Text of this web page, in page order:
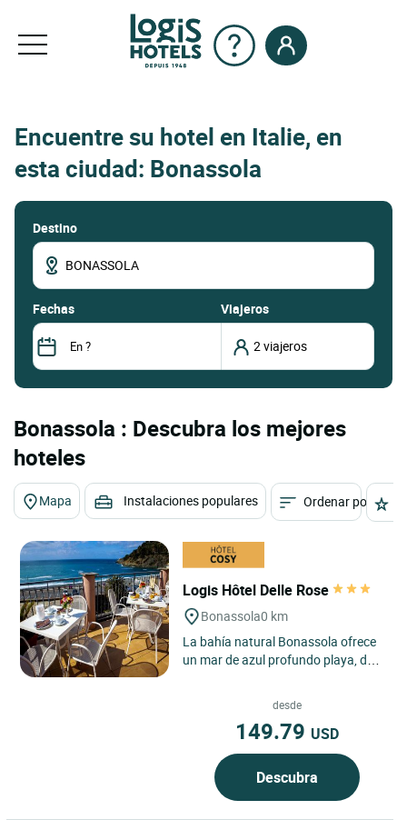
Encuentre su hotel en Italie, en
esta ciudad: Bonassola
Destino
fechas Viajeros
Bonassola : Descubra los mejores
hoteles
Mapa Instalaciones populares Ordenar por
Logis Hôtel Delle Rose
Bonassola0 km
La bahía natural Bonassola ofrece
un mar de azul profundo playa, de
desde
149.79 USD
Descubra